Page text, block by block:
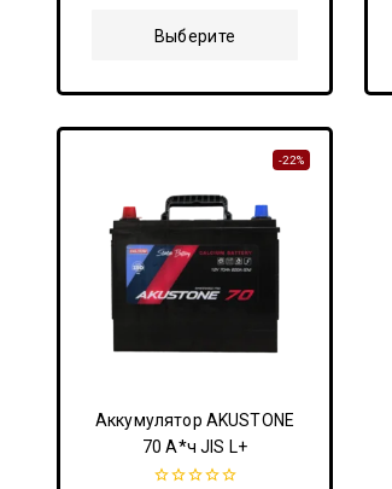
Выберите
-22%
Аккумулятор AKUSTONE
70 А*ч JIS L+